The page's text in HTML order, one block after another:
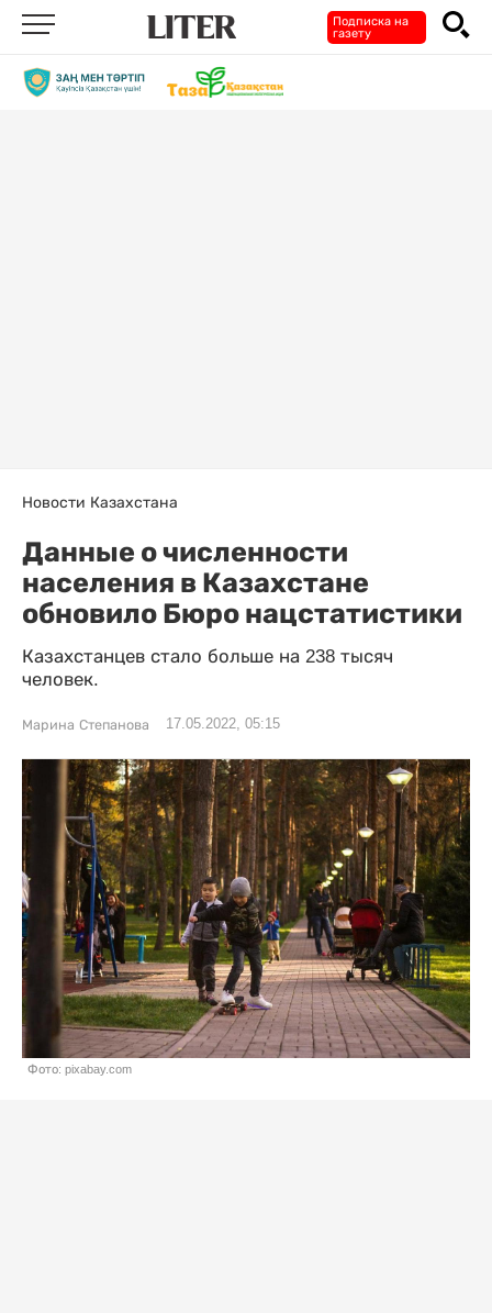
Подписка на
газету
Новости Казахстана
Данные о численности
населения в Казахстане
обновило Бюро нацстатистики
Казахстанцев стало больше на 238 тысяч
человек.
Марина Степанова 17.05.2022, 05:15
Фото: pixabay.com